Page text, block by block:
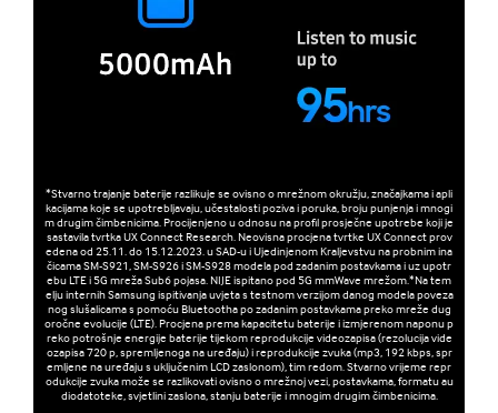
*Stvarno trajanje baterije razlikuje se ovisno o mrežnom okružju, značajkama i apli
kacijama koje se upotrebljavaju, učestalosti poziva i poruka, broju punjenja i mnogi
m drugim čimbenicima. Procijenjeno u odnosu na profil prosječne upotrebe koji je
sastavila tvrtka UX Connect Research. Neovisna procjena tvrtke UX Connect prov
edena od 25.11. do 15.12.2023. u SAD-u i Ujedinjenom Kraljevstvu na probnim ina
čicama SM-S921, SM-S926 i SM-S928 modela pod zadanim postavkama i uz upotr
ebu LTE i 5G mreža Sub6 pojasa. NIJE ispitano pod 5G mmWave mrežom.*Na tem
elju internih Samsung ispitivanja uvjeta s testnom verzijom danog modela poveza
nog slušalicama s pomoću Bluetootha po zadanim postavkama preko mreže dug
oročne evolucije (LTE). Procjena prema kapacitetu baterije i izmjerenom naponu p
reko potrošnje energije baterije tijekom reprodukcije videozapisa (rezolucija vide
ozapisa 720 p, spremljenoga na uređaju) i reprodukcije zvuka (mp3, 192 kbps, spr
emljene na uređaju s uključenim LCD zaslonom), tim redom. Stvarno vrijeme repr
odukcije zvuka može se razlikovati ovisno o mrežnoj vezi, postavkama, formatu au
diodatoteke, svjetlini zaslona, stanju baterije i mnogim drugim čimbenicima.